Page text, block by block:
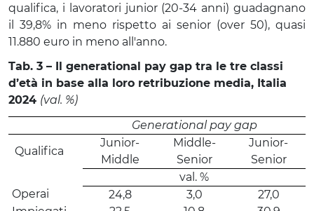
qualifica, i lavoratori junior (20-34 anni) guadagnano
il 39,8% in meno rispetto ai senior (over 50), quasi
11.880 euro in meno all'anno.
Tab. 3 – Il generational pay gap tra le tre classi
d’età in base alla loro retribuzione media, Italia
2024 (val. %)
Generational pay gap
Qualifica
Junior-
Middle
Middle-
Senior
Junior-
Senior
val. %
Operai
24,8 3,0
27,0